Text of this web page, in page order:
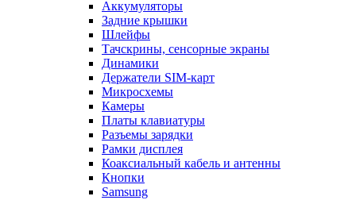
Держатели SIM-карт
Микросхемы
Камеры
Платы клавиатуры
Разъемы зарядки
Рамки дисплея
Коаксиальный кабель и антенны
Кнопки
Samsung
Xiaomi
Huawei
Nokia/Microsoft
Sony
ASUS